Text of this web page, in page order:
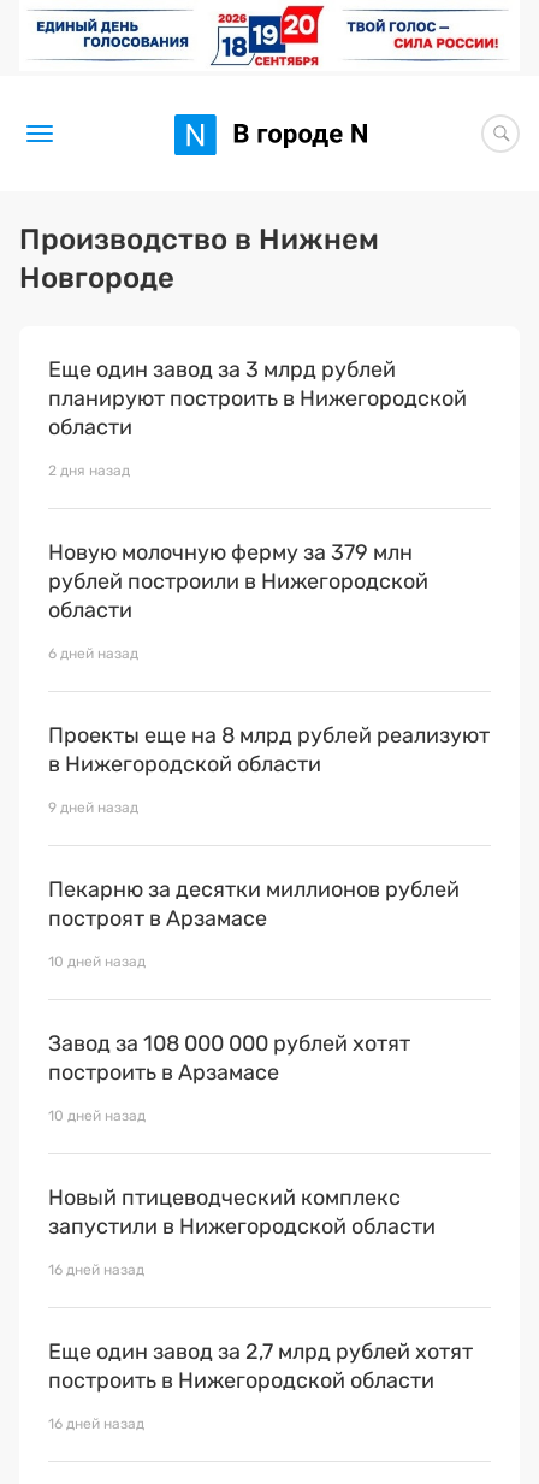
Новости
BORЩ
Премия 2025
Эксперты
Производство в Нижнем
Новгороде
Еще один завод за 3 млрд рублей
планируют построить в Нижегородской
области
2 дня назад
Новую молочную ферму за 379 млн
рублей построили в Нижегородской
области
6 дней назад
Проекты еще на 8 млрд рублей реализуют
в Нижегородской области
9 дней назад
Пекарню за десятки миллионов рублей
построят в Арзамасе
10 дней назад
Завод за 108 000 000 рублей хотят
построить в Арзамасе
10 дней назад
Новый птицеводческий комплекс
запустили в Нижегородской области
16 дней назад
Еще один завод за 2,7 млрд рублей хотят
построить в Нижегородской области
16 дней назад